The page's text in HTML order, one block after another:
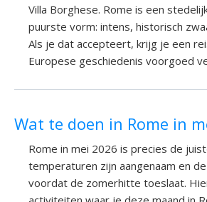
Villa Borghese. Rome is een
puurste vorm: intens, historisch
Als je dat accepteert, krijg je een
Europese geschiedenis voorgoed
Wat te doen in Rome in
Rome in mei 2026 is precies de
temperaturen zijn aangenaam en
voordat de zomerhitte toeslaat.